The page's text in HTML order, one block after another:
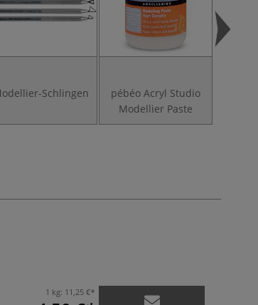
Schlingen
pébéo Acryl Studio
Modellier Paste
1 kg: 11,25 €